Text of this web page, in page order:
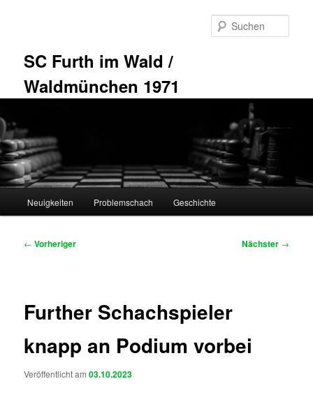
SC Furth im Wald /
Waldmünchen 1971
Neuigkeiten Problemschach Geschichte
Beitragsnavigation
← Vorheriger Nächster →
Further Schachspieler
knapp an Podium vorbei
Veröffentlicht am03.10.2023